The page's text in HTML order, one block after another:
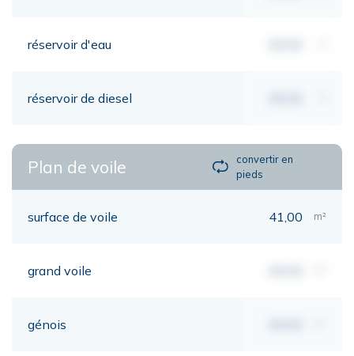
réservoir d'eau
réservoir de diesel
Plan de voile
convertir en
pieds
surface de voile 41,00 m²
grand voile
génois